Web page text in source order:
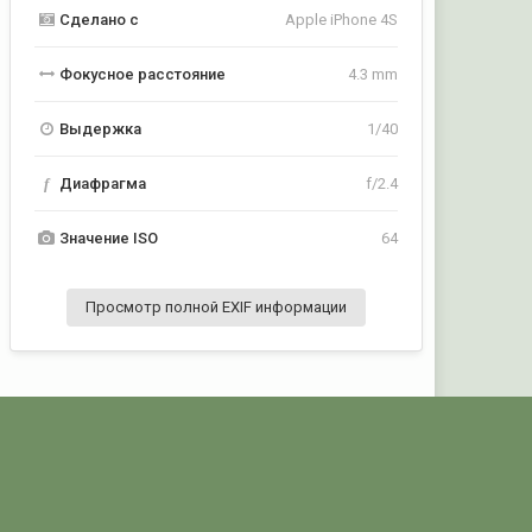
Сделано с Apple iPhone 4S
Фокусное расстояние 4.3 mm
Выдержка 1/40
f Диафрагма f/2.4
Значение ISO 64
Просмотр полной EXIF информации